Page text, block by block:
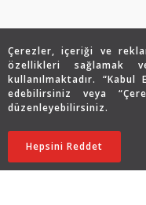
Çerezler, içeriği ve
özellikleri sağlamak
kullanılmaktadır.
edebilirsiniz veya
düzenleyebilirsiniz.
Hepsini Reddet
20.143 TL
16.141TL
13.720 TL
Copyright © 2026